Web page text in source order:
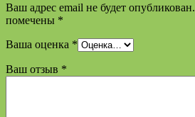
Ваш адрес email не будет опубликован.
помечены *
Ваша оценка *
Ваш отзыв *